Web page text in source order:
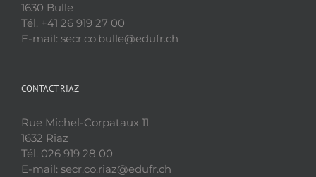
1630 Bulle
Tél. +41 26 919 27 00
E-mail: secr.co.bulle@edufr.ch
CONTACT RIAZ
Rue Michel-Corpataux 11
1632 Riaz
Tél. 026 919 28 00
E-mail: secr.co.riaz@edufr.ch